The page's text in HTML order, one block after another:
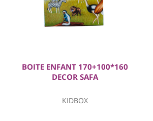
BOITE ENFANT 170+100*160
DECOR SAFA
KIDBOX